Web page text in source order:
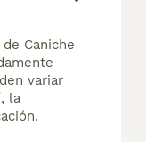
Caniche
variar
la